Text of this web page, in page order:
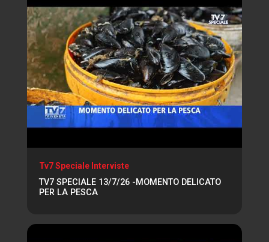
Tv7 Speciale Interviste
TV7 SPECIALE 13/7/26 -MOMENTO DELICATO
PER LA PESCA